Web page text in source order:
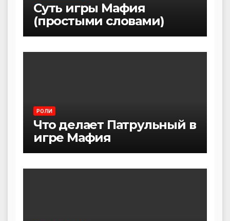
Суть игры Мафия
(простыми словами)
РОЛИ
Что делает Патрульный в
игре Мафия